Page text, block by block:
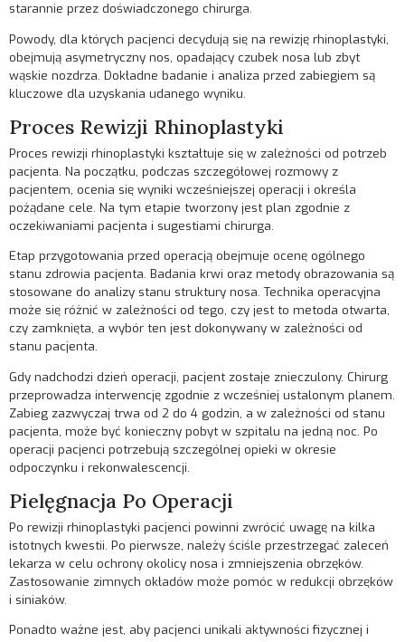
starannie przez doświadczonego chirurga.
Powody, dla których pacjenci decydują się na rewizję rhinoplastyki,
obejmują asymetryczny nos, opadający czubek nosa lub zbyt
wąskie nozdrza. Dokładne badanie i analiza przed zabiegiem są
kluczowe dla uzyskania udanego wyniku.
Proces Rewizji Rhinoplastyki
Proces rewizji rhinoplastyki kształtuje się w zależności od potrzeb
pacjenta. Na początku, podczas szczegółowej rozmowy z
pacjentem, ocenia się wyniki wcześniejszej operacji i określa
pożądane cele. Na tym etapie tworzony jest plan zgodnie z
oczekiwaniami pacjenta i sugestiami chirurga.
Etap przygotowania przed operacją obejmuje ocenę ogólnego
stanu zdrowia pacjenta. Badania krwi oraz metody obrazowania są
stosowane do analizy stanu struktury nosa. Technika operacyjna
może się różnić w zależności od tego, czy jest to metoda otwarta,
czy zamknięta, a wybór ten jest dokonywany w zależności od
stanu pacjenta.
Gdy nadchodzi dzień operacji, pacjent zostaje znieczulony. Chirurg
przeprowadza interwencję zgodnie z wcześniej ustalonym planem.
Zabieg zazwyczaj trwa od 2 do 4 godzin, a w zależności od stanu
pacjenta, może być konieczny pobyt w szpitalu na jedną noc. Po
operacji pacjenci potrzebują szczególnej opieki w okresie
odpoczynku i rekonwalescencji.
Pielęgnacja Po Operacji
Po rewizji rhinoplastyki pacjenci powinni zwrócić uwagę na kilka
istotnych kwestii. Po pierwsze, należy ściśle przestrzegać zaleceń
lekarza w celu ochrony okolicy nosa i zmniejszenia obrzęków.
Zastosowanie zimnych okładów może pomóc w redukcji obrzęków
i siniaków.
Ponadto ważne jest, aby pacjenci unikali aktywności fizycznej i